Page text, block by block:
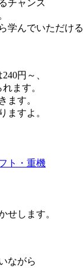
チャンス
学んでいただける
円～、
ます。
ます。
ますよ。
ト・重機
せします。
ながら